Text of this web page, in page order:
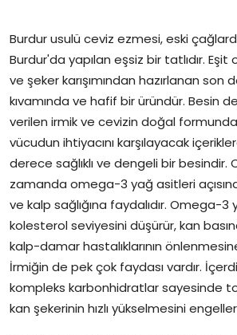
Burdur usulü ceviz ezmesi, eski
Burdur'da yapılan eşsiz bir tatlıdır.
ve şeker karışımından hazırlanan son
kıvamında ve hafif bir üründür. Besin
verilen irmik ve cevizin doğal
vücudun ihtiyacını karşılayacak
derece sağlıklı ve dengeli bir besindir.
zamanda omega-3 yağ asitleri
ve kalp sağlığına faydalıdır. Omega-
kolesterol seviyesini düşürür, kan
kalp-damar hastalıklarının
İrmiğin de pek çok faydası vardır.
kompleks karbonhidratlar sayesinde
kan şekerinin hızlı yükselmesini